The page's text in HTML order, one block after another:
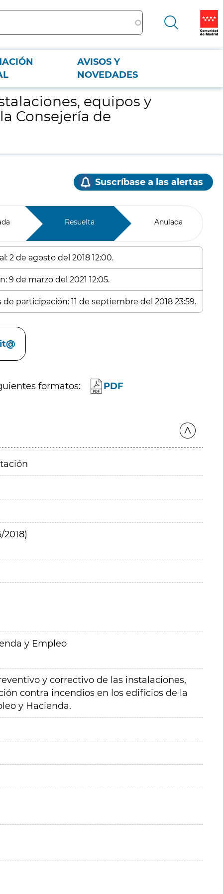
AVISOS Y
NOVEDADES
Consejería de Economía, Empleo y Hacienda
equipos y
Consejería de
Suscríbase a las alertas
Resuelta Anulada
2 de agosto del 2018 12:00.
9 de marzo del 2021 12:05.
participación: 11 de septiembre del 2018 23:59.
formatos: PDF
2018)
y Empleo
y correctivo de las instalaciones,
contra incendios en los edificios de la
y Hacienda.